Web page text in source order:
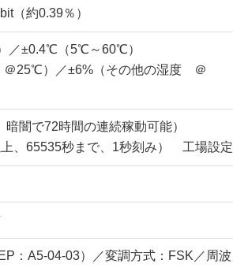
（約0.39％）
／±0.4℃（5℃～60℃）
25℃）／±6%（その他の湿度 ＠
闇で72時間の連続稼動可能）
、65535秒まで、1秒刻み） 工場設定
：A5-04-03）／変調方式：FSK／周波